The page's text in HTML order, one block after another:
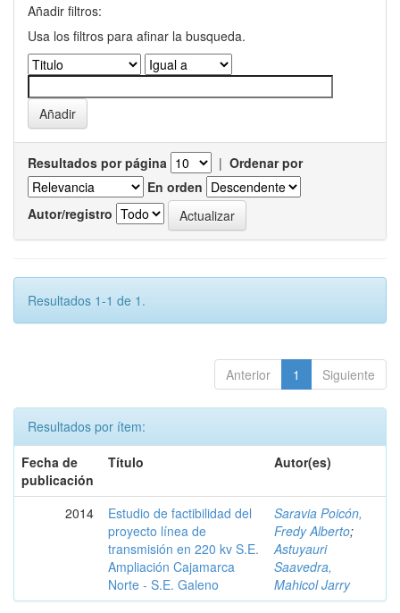
Añadir filtros:
Usa los filtros para afinar la busqueda.
Resultados por página | Ordenar por
En orden
Autor/registro
Resultados 1-1 de 1.
Anterior 1 Siguiente
Resultados por ítem:
Fecha de
publicación
Título Autor(es)
2014
Estudio de factibilidad del
proyecto línea de
transmisión en 220 kv S.E.
Ampliación Cajamarca
Norte - S.E. Galeno
Saravia Poicón,
Fredy Alberto;
Astuyauri
Saavedra,
Mahicol Jarry